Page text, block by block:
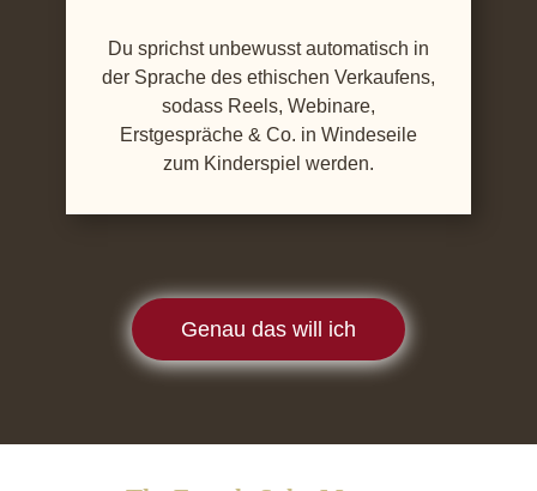
Du sprichst unbewusst automatisch in
der Sprache des ethischen Verkaufens,
sodass Reels, Webinare,
Erstgespräche & Co. in Windeseile
zum Kinderspiel werden.
Genau das will ich